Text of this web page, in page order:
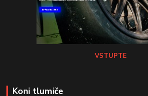
VSTUPTE
Koni tlumiče